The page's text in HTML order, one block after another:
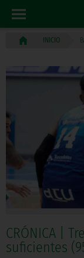
INICIO
CRÓNICA |
suficientes